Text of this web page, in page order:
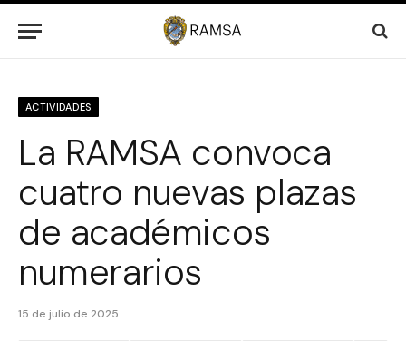
ACTIVIDADES
La RAMSA convoca
cuatro nuevas plazas
de académicos
numerarios
15 de julio de 2025